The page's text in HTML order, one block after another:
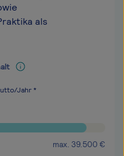
als
Jahr *
max. 39.500 €